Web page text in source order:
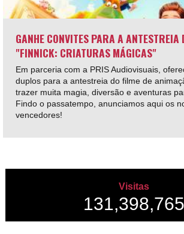
GANHE CONVITES PARA A ANTESTREIA
"FINNICK: CRIATURAS MÁGICAS"
Em parceria com a PRIS Audiovisuais,
duplos para a antestreia do filme de
trazer muita magia, diversão e aventuras
Findo o passatempo, anunciamos aqui os
vencedores!
Visitas
131,398,765